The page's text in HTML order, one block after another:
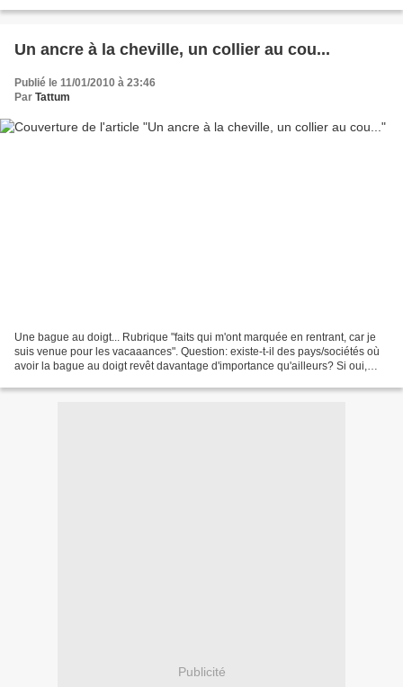
Un ancre à la cheville, un collier au cou...
Publié le 11/01/2010 à 23:46
Par Tattum
Une bague au doigt... Rubrique "faits qui m'ont marquée en rentrant, car je
suis venue pour les vacaaances". Question: existe-t-il des pays/sociétés où
avoir la bague au doigt revêt davantage d'importance qu'ailleurs? Si oui,
Publicité